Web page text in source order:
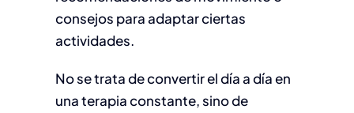
consejos para adaptar ciertas
actividades.
No se trata de convertir el día a día en
una terapia constante, sino de